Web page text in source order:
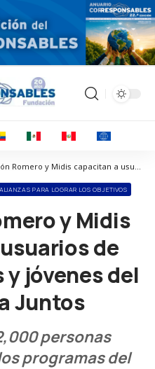
Corresponsables > Noticias > Fundación Romero y Midis capacitan a usuarios de ollas comunes y jóvenes del programa Juntos
PARA LOGRAR LOS OBJETIVOS
y Midis
de
jóvenes del
Juntos
personas
programas del